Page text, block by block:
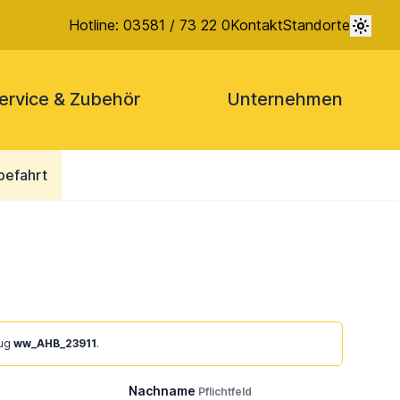
Hotline: 03581 / 73 22 0KontaktStandorte
& Zubehör Unternehmen
ww_AHB_23911.
Nachname Pflichtfeld